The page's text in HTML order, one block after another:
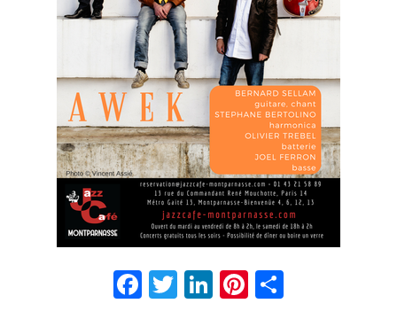
Facebook
Twitter
LinkedIn
Pinterest